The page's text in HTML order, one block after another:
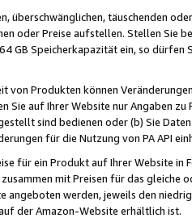
überschwänglichen, täuschenden
oder Preise aufstellen. Stellen Sie
GB Speicherkapazität ein, so dürfen
von Produkten können
Sie auf Ihrer Website nur Angaben
sind bedienen oder (b) Sie
für die Nutzung von PA API
für ein Produkt auf Ihrer Website
mit Preisen für das
angeboten werden, jeweils den
der Amazon-Website erhältlich ist.